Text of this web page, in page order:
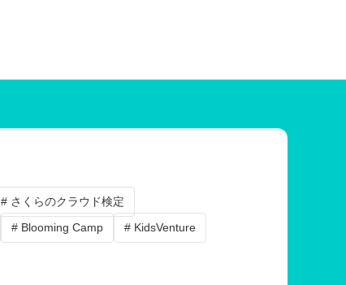
# さくらのクラウド検定
# Blooming Camp
# KidsVenture